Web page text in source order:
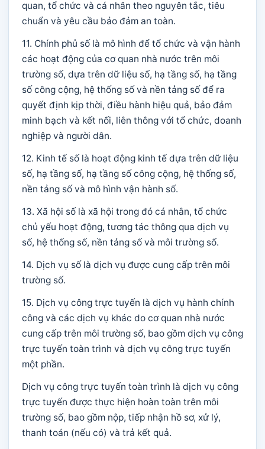
quan, tổ chức và cá nhân theo nguyên tắc, tiêu
chuẩn và yêu cầu bảo đảm an toàn.
11. Chính phủ số là mô hình để tổ chức và vận hành
các hoạt động của cơ quan nhà nước trên môi
trường số, dựa trên dữ liệu số, hạ tầng số, hạ tầng
số công cộng, hệ thống số và nền tảng số để ra
quyết định kịp thời, điều hành hiệu quả, bảo đảm
minh bạch và kết nối, liên thông với tổ chức, doanh
nghiệp và người dân.
12. Kinh tế số là hoạt động kinh tế dựa trên dữ liệu
số, hạ tầng số, hạ tầng số công cộng, hệ thống số,
nền tảng số và mô hình vận hành số.
13. Xã hội số là xã hội trong đó cá nhân, tổ chức
chủ yếu hoạt động, tương tác thông qua dịch vụ
số, hệ thống số, nền tảng số và môi trường số.
14. Dịch vụ số là dịch vụ được cung cấp trên môi
trường số.
15. Dịch vụ công trực tuyến là dịch vụ hành chính
công và các dịch vụ khác do cơ quan nhà nước
cung cấp trên môi trường số, bao gồm dịch vụ công
trực tuyến toàn trình và dịch vụ công trực tuyến
một phần.
Dịch vụ công trực tuyến toàn trình là dịch vụ công
trực tuyến được thực hiện hoàn toàn trên môi
trường số, bao gồm nộp, tiếp nhận hồ sơ, xử lý,
thanh toán (nếu có) và trả kết quả.